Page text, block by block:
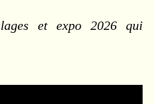
et expo 2026 qui